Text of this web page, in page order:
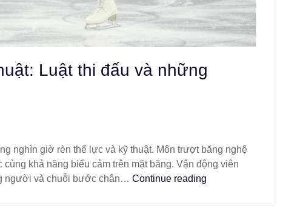
Luật thi đấu và những
nghìn giờ rèn thể lực và kỹ thuật. Môn trượt băng nghệ
khả năng biểu cảm trên mặt băng. Vận động viên
người và chuỗi bước chân…Continue reading